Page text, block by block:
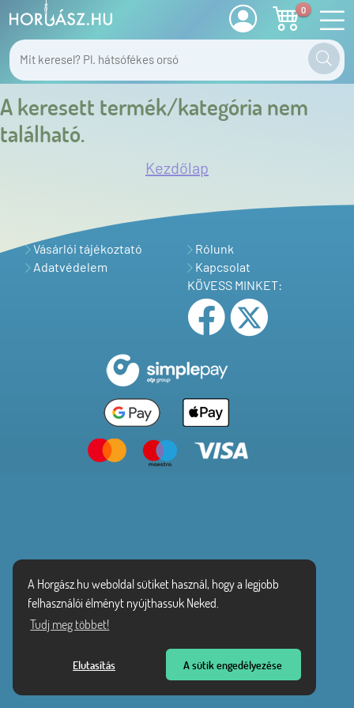
A Horgász.hu weboldal sütiket használ, hogy a legjobb
felhasználói élményt nyújthassuk Neked.
Tudj meg többet!
Elutasítás A sütik engedélyezése
0
A keresett termék/kategória nem
található.
Kezdőlap
Vásárlói tájékoztató
Adatvédelem
Rólunk
Kapcsolat
KÖVESS MINKET: